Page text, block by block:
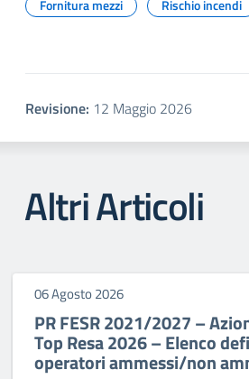
Fornitura mezzi
Rischio incendi
Revisione: 12 Maggio 2026
Altri Articoli
06 Agosto 2026
PR FESR 2021/2027 –
Top Resa 2026 – Elenco
operatori ammessi/non